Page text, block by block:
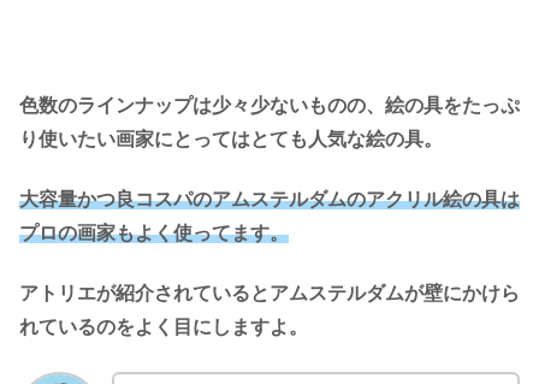
色数のラインナップは少々少ないものの、絵の具をたっぷ
り使いたい画家にとってはとても人気な絵の具。
大容量かつ良コスパのアムステルダムのアクリル絵の具は
プロの画家もよく使ってます。
アトリエが紹介されているとアムステルダムが壁にかけら
れているのをよく目にしますよ。